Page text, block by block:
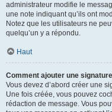
administrateur modifie le
une note indiquant qu’ils ont
Notez que les utilisateurs ne
quelqu’un y a répondu.
Haut
Comment ajouter une
Vous devez d’abord créer une
Une fois créée, vous pouvez
rédaction de message. Vous